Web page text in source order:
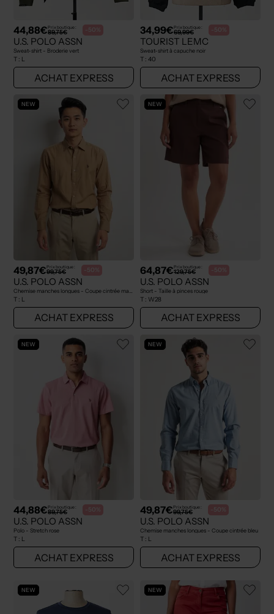
44,88€Prix boutique :
89,75€ -50%
U.S. POLO ASSN
Sweat-shirt - Broderie vert
T : L
ACHAT EXPRESS
34,99€Prix boutique :
69,99€ -50%
TOURIST LEMC
Sweat-shirt à capuche noir
T : 40
ACHAT EXPRESS
NEW
49,87€Prix boutique :
99,75€ -50%
U.S. POLO ASSN
T : L
ACHAT EXPRESS
NEW
64,87€Prix boutique :
129,75€ -50%
U.S. POLO ASSN
Short - Taille à pinces rouge
T : W28
ACHAT EXPRESS
NEW
44,88€Prix boutique :
89,75€ -50%
U.S. POLO ASSN
Polo - Stretch rose
T : L
ACHAT EXPRESS
NEW
49,87€Prix boutique :
99,75€ -50%
U.S. POLO ASSN
Chemise manches longues - Coupe cintrée bleu
T : L
ACHAT EXPRESS
NEW NEW